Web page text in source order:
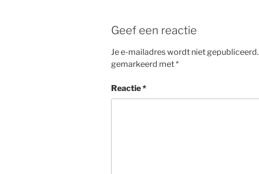
Geef een reactie
Je e-mailadres wordt niet gepubliceerd.
gemarkeerd met*
Reactie*